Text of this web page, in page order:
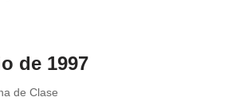
de 1997
de Clase